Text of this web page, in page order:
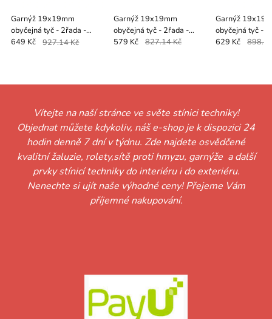
Garnýž 19x19mm
obyčejná tyč - 2řada -
KVADRAT - bílá
649 Kč 927.14 Kč
Garnýž 19x19mm
obyčejná tyč - 2řada -
KOULE CRYSTAL - černá
579 Kč 827.14 Kč
Garnýž
obyčejná tyč -
- bílo černá
629 Kč
Vítejte na naší stránce ve světe stínici techniky!
Objednat můžete kdykoliv, náš e-shop je k dispozici 24
hodin denně 7 dní v týdnu. Zde najdete osvědčené
kvalitní žaluzie, rolety,sítě proti hmyzu, garnýže a další
prvky stínicí techniky do interiéru i do exteriéru.
Nenechte si ujít naše výhodné ceny! Přejeme Vám
příjemné nakupování.